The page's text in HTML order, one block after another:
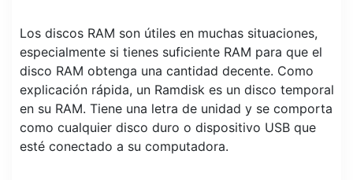
Los discos RAM son útiles en muchas situaciones,
especialmente si tienes suficiente RAM para que el
disco RAM obtenga una cantidad decente. Como
explicación rápida, un Ramdisk es un disco temporal
en su RAM. Tiene una letra de unidad y se comporta
como cualquier disco duro o dispositivo USB que
esté conectado a su computadora.